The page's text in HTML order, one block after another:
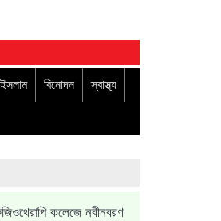
ইসলাম বিনোদন স্বাস্থ্য
কলেজে নবীনবরণ